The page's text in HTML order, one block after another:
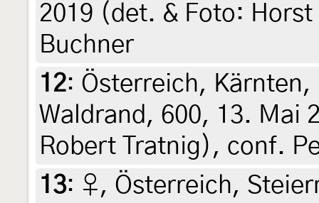
2019 (det. & Foto:
Buchner
12: Österreich,
Waldrand, 600, 13. Mai
Robert Tratnig), conf.
13: ♀, Österreich,